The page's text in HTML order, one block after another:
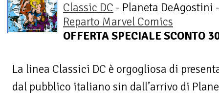
Classic DC - Planeta DeAgostini -
Reparto Marvel Comics
OFFERTA SPECIALE SCONTO
La linea Classici DC è orgogliosa di
dal pubblico italiano sin dall’arrivo di